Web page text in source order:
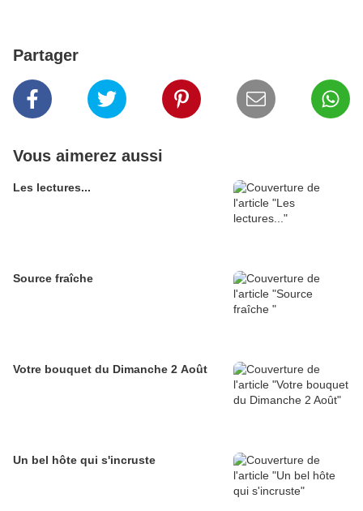
Partager
Vous aimerez aussi
Les lectures...
Source fraîche
Votre bouquet du Dimanche 2 Août
Un bel hôte qui s'incruste